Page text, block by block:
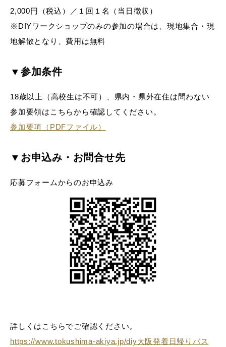
2,000円（税込）／１回１名（当日徴収）
※DIYワークショップのみの参加の場合は、現地集合・現
地解散となり、費用は無料
▼参加条件
18歳以上（高校生は不可）、県内・県外在住は問わない
参加要領はこちらから確認してください。
参加要項（PDFファイル）
▼お申込み・お問合せ先
応募フォームからのお申込み
詳しくはこちらでご確認ください。
https://www.tokushima-akiya.jp/diy大阪発着日帰りバス